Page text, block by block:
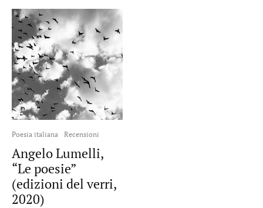
Poesia italiana Recensioni
Angelo Lumelli,
“Le poesie”
(edizioni del verri,
2020)